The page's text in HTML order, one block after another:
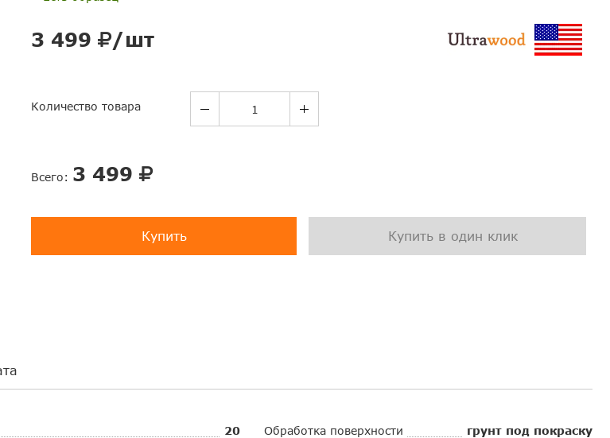
3 499 /шт
Количество товара
Всего: 3 499
Купить Купить в один клик
20 Обработка поверхности грунт под покраску